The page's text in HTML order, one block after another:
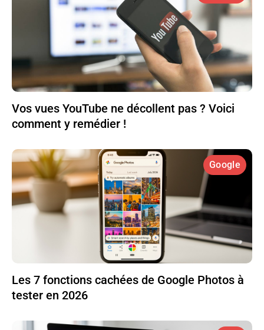
Vos vues YouTube ne décollent pas ? Voici
comment y remédier !
Google
Les 7 fonctions cachées de Google Photos à
tester en 2026